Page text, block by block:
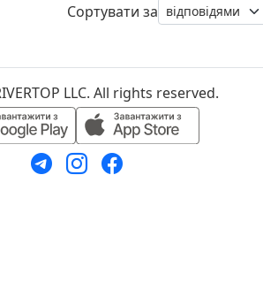
Сортувати за
LLC. All rights reserved.